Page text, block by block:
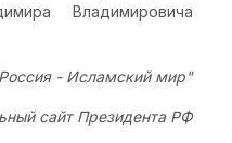
Владимировича
- Исламский мир"
сайт Президента РФ